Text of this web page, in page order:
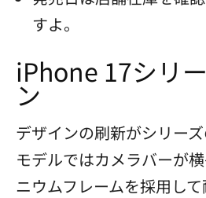
すよ。
iPhone 17シリ
ン
デザインの刷新がシリー
モデルではカメラバーが
ニウムフレームを採用し